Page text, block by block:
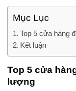
Mục Lục
Top 5 cửa hàng
Kết luận
Top 5 cửa
lượng